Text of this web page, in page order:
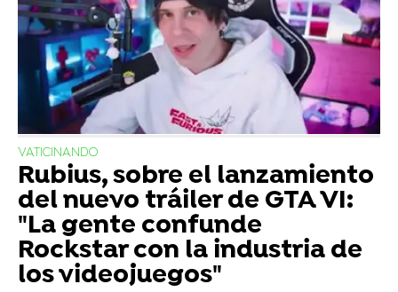
VATICINANDO
Rubius, sobre el lanzamiento
del nuevo tráiler de GTA VI:
"La gente confunde
Rockstar con la industria de
los videojuegos"